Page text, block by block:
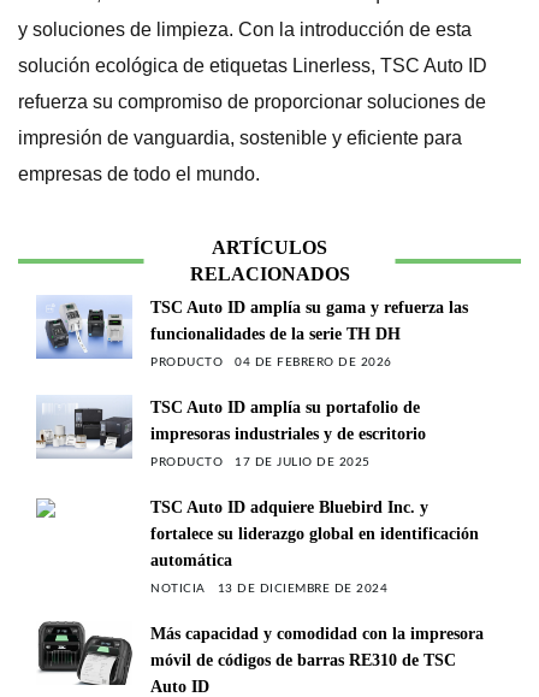
y soluciones de limpieza. Con la introducción de esta
solución ecológica de etiquetas Linerless, TSC Auto ID
refuerza su compromiso de proporcionar soluciones de
impresión de vanguardia, sostenible y eficiente para
empresas de todo el mundo.
ARTÍCULOS
RELACIONADOS
TSC Auto ID amplía su gama y refuerza las
funcionalidades de la serie TH DH
PRODUCTO 04 DE FEBRERO DE 2026
TSC Auto ID amplía su portafolio de
impresoras industriales y de escritorio
PRODUCTO 17 DE JULIO DE 2025
TSC Auto ID adquiere Bluebird Inc. y
fortalece su liderazgo global en identificación
automática
NOTICIA 13 DE DICIEMBRE DE 2024
Más capacidad y comodidad con la impresora
móvil de códigos de barras RE310 de TSC
Auto ID